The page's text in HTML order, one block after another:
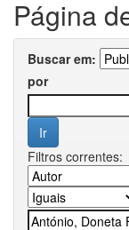
Página
Buscar em:
por
Filtros correntes: